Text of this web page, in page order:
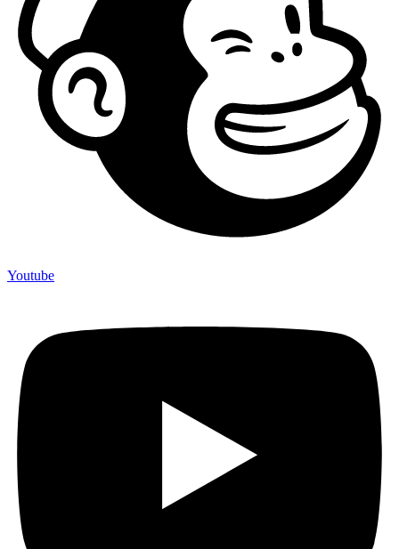
Youtube